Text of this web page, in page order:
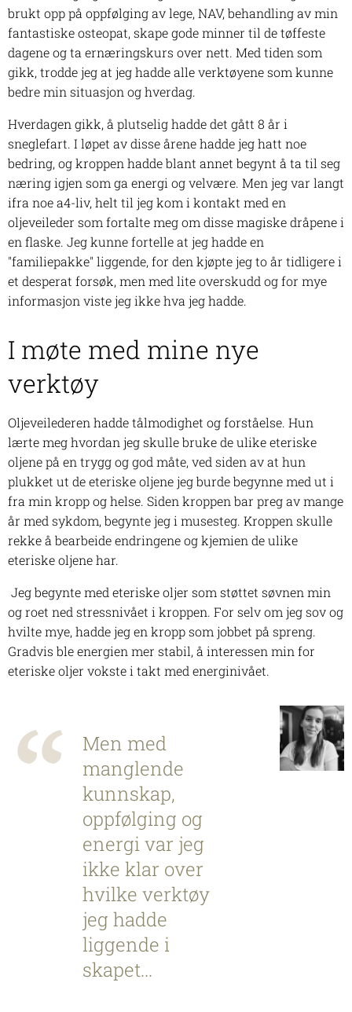
brukt opp på oppfølging av lege, NAV, behandling av min
fantastiske osteopat, skape gode minner til de tøffeste
dagene og ta ernæringskurs over nett. Med tiden som
gikk, trodde jeg at jeg hadde alle verktøyene som kunne
bedre min situasjon og hverdag.
Hverdagen gikk, å plutselig hadde det gått 8 år i
sneglefart. I løpet av disse årene hadde jeg hatt noe
bedring, og kroppen hadde blant annet begynt å ta til seg
næring igjen som ga energi og velvære. Men jeg var langt
ifra noe a4-liv, helt til jeg kom i kontakt med en
oljeveileder som fortalte meg om disse magiske dråpene i
en flaske. Jeg kunne fortelle at jeg hadde en
"familiepakke" liggende, for den kjøpte jeg to år tidligere i
et desperat forsøk, men med lite overskudd og for mye
informasjon viste jeg ikke hva jeg hadde.
I møte med mine nye
verktøy
Oljeveilederen hadde tålmodighet og forståelse. Hun
lærte meg hvordan jeg skulle bruke de ulike eteriske
oljene på en trygg og god måte, ved siden av at hun
plukket ut de eteriske oljene jeg burde begynne med ut i
fra min kropp og helse. Siden kroppen bar preg av mange
år med sykdom, begynte jeg i musesteg. Kroppen skulle
rekke å bearbeide endringene og kjemien de ulike
eteriske oljene har.
Jeg begynte med eteriske oljer som støttet søvnen min
og roet ned stressnivået i kroppen. For selv om jeg sov og
hvilte mye, hadde jeg en kropp som jobbet på spreng.
Gradvis ble energien mer stabil, å interessen min for
eteriske oljer vokste i takt med energinivået.
Men med
manglende
kunnskap,
oppfølging og
energi var jeg
ikke klar over
hvilke verktøy
jeg hadde
liggende i
skapet...